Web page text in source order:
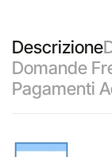
Descrizione
Domande
Pagamenti